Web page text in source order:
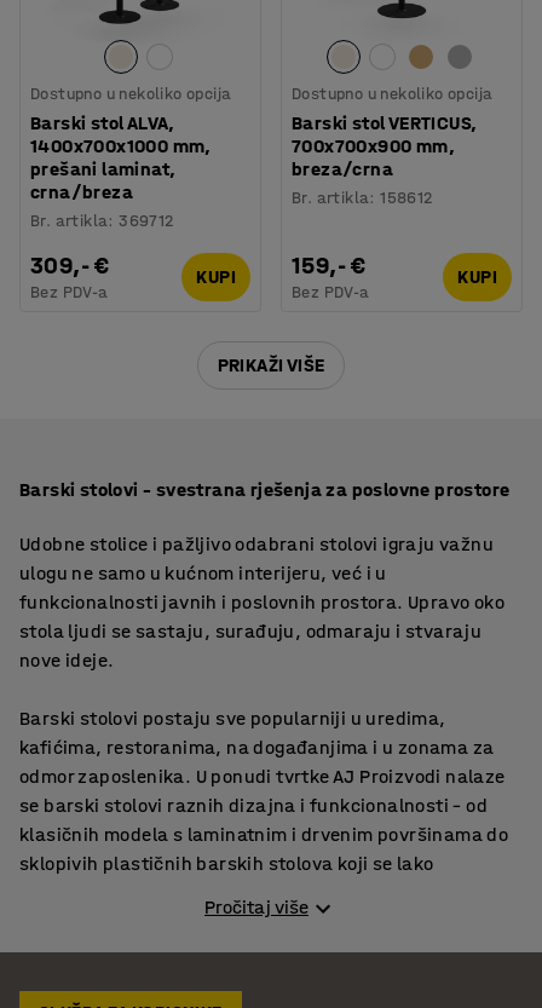
Dostupno u nekoliko opcija
Barski stol ALVA,
1400x700x1000 mm,
prešani laminat,
crna/breza
Br. artikla:369712
309,- €
Bez PDV-a
KUPI
Dostupno u nekoliko opcija
Barski stol VERTICUS,
700x700x900 mm,
breza/crna
Br. artikla:158612
159,- €
Bez PDV-a
KUPI
PRIKAŽI VIŠE
Barski stolovi – svestrana rješenja za poslovne prostore
Udobne stolice i pažljivo odabrani stolovi igraju važnu
ulogu ne samo u kućnom interijeru, već i u
funkcionalnosti javnih i poslovnih prostora. Upravo oko
stola ljudi se sastaju, surađuju, odmaraju i stvaraju
nove ideje.
Barski stolovi postaju sve popularniji u uredima,
kafićima, restoranima, na događanjima i u zonama za
odmor zaposlenika. U ponudi tvrtke AJ Proizvodi nalaze
se barski stolovi raznih dizajna i funkcionalnosti – od
klasičnih modela s laminatnim i drvenim površinama do
sklopivih plastičnih barskih stolova koji se lako
Sklopivi stolovi – fleksibilno rješenje za ugostiteljstvo i
Pročitaj više